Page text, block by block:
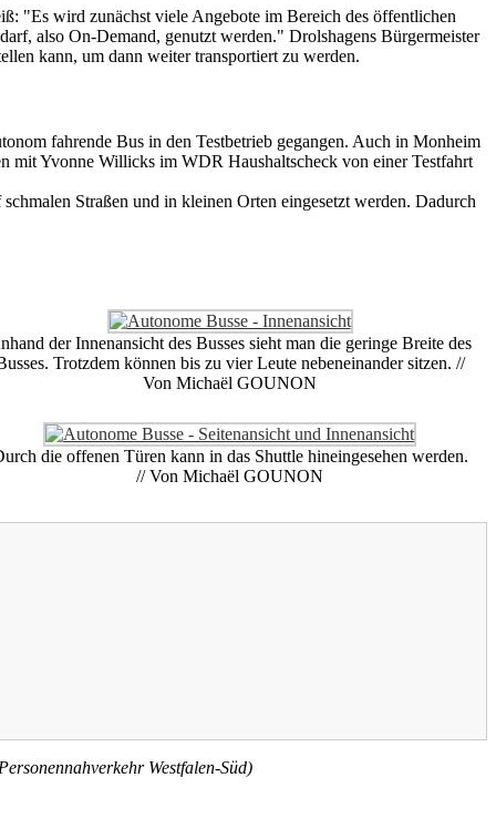
"Es wird zunächst viele Angebote im Bereich des öffentlichen
also On-Demand, genutzt werden." Drolshagens Bürgermeister
kann, um dann weiter transportiert zu werden.
fahrende Bus in den Testbetrieb gegangen. Auch in Monheim
mit Yvonne Willicks im WDR Haushaltscheck von einer Testfahrt
Straßen und in kleinen Orten eingesetzt werden. Dadurch
der Innenansicht des Busses sieht man die geringe Breite des
Trotzdem können bis zu vier Leute nebeneinander sitzen. //
Von Michaël GOUNON
die offenen Türen kann in das Shuttle hineingesehen werden.
// Von Michaël GOUNON
Westfalen-Süd)